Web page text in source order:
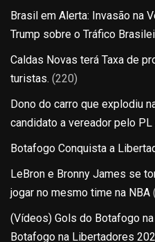
Brasil em Alerta: Invasão na
Trump sobre o Tráfico
Caldas Novas terá Taxa de
turistas. (220)
Dono do carro que explodiu
candidato a vereador pelo PL
Botafogo Conquista a
LeBron e Bronny James se
jogar no mesmo time na NBA
(Vídeos) Gols do Botafogo
Botafogo na Libertadores